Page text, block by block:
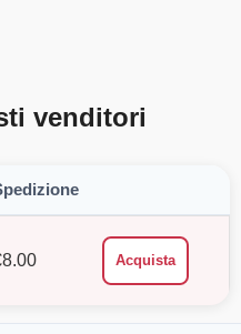
venditori
8.00 Acquista